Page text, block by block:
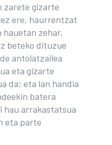
zarete gizarte
ere, haurrentzat
zehar,
beteko dituzue
antolatzailea
eta gizarte
da; eta lan handia
batera
hau arrakastatsua
eta parte